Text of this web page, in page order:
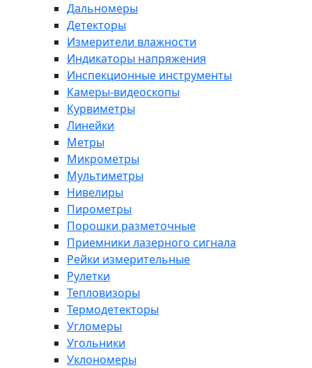
Дальномеры
Детекторы
Измерители влажности
Индикаторы напряжения
Инспекционные инструменты
Камеры-видеоскопы
Курвиметры
Линейки
Метры
Микрометры
Мультиметры
Нивелиры
Пирометры
Порошки разметочные
Приемники лазерного сигнала
Рейки измерительные
Рулетки
Тепловизоры
Термодетекторы
Угломеры
Угольники
Уклономеры